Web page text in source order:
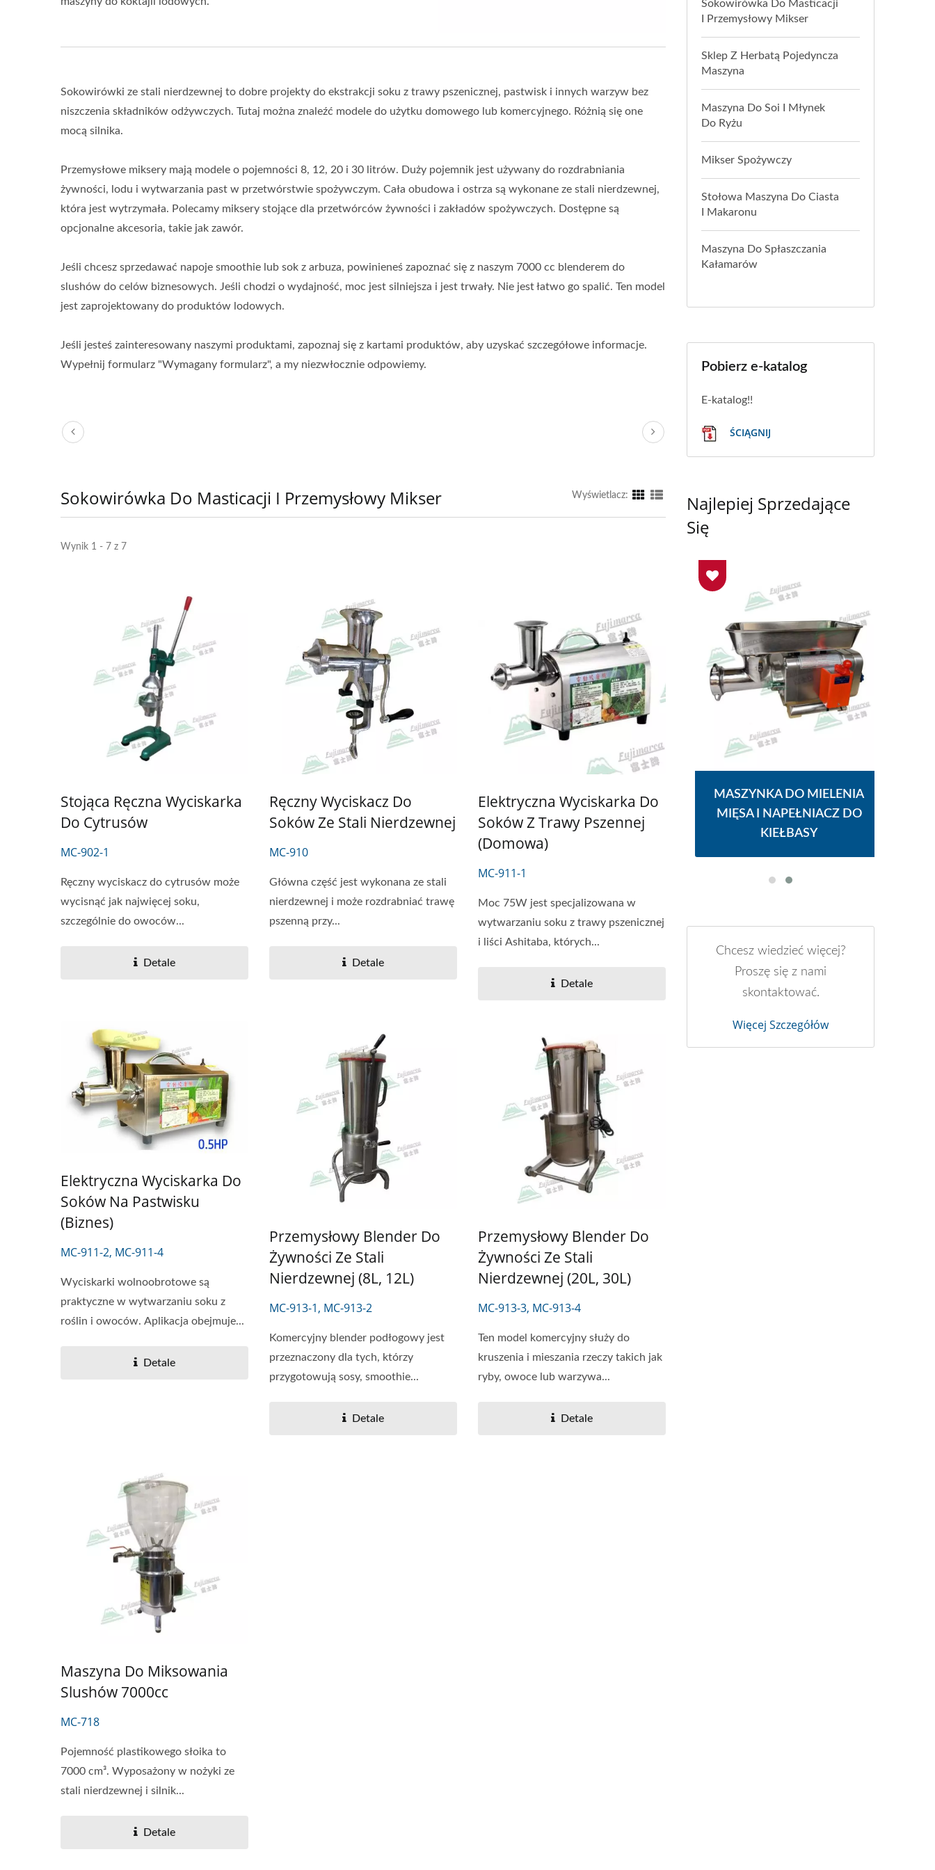
Sokowirówki ze stali nierdzewnej to dobre projekty do ekstrakcji soku z trawy pszenicznej, pastwisk i innych warzyw bez
niszczenia składników odżywczych. Tutaj można znaleźć modele do użytku domowego lub komercyjnego. Różnią się one
mocą silnika.
Przemysłowe miksery mają modele o pojemności 8, 12, 20 i 30 litrów. Duży pojemnik jest używany do rozdrabniania
żywności, lodu i wytwarzania past w przetwórstwie spożywczym. Cała obudowa i ostrza są wykonane ze stali nierdzewnej,
która jest wytrzymała. Polecamy miksery stojące dla przetwórców żywności i zakładów spożywczych. Dostępne są
opcjonalne akcesoria, takie jak zawór.
Jeśli chcesz sprzedawać napoje smoothie lub sok z arbuza, powinieneś zapoznać się z naszym 7000 cc blenderem do
slushów do celów biznesowych. Jeśli chodzi o wydajność, moc jest silniejsza i jest trwały. Nie jest łatwo go spalić. Ten model
jest zaprojektowany do produktów lodowych.
Jeśli jesteś zainteresowany naszymi produktami, zapoznaj się z kartami produktów, aby uzyskać szczegółowe informacje.
Wypełnij formularz "Wymagany formularz", a my niezwłocznie odpowiemy.
Sokowirówka Do Masticacji I Przemysłowy Mikser Wyświetlacz:
Wynik 1 - 7 z 7
Stojąca Ręczna Wyciskarka
Do Cytrusów
MC-902-1
Ręczny wyciskacz do cytrusów może
wycisnąć jak najwięcej soku,
szczególnie do owoców...
Detale
Ręczny Wyciskacz Do
Soków Ze Stali Nierdzewnej
MC-910
Główna część jest wykonana ze stali
nierdzewnej i może rozdrabniać trawę
pszenną przy...
Detale
Elektryczna Wyciskarka Do
Soków Z Trawy Pszennej
(domowa)
MC-911-1
Moc 75W jest specjalizowana w
wytwarzaniu soku z trawy pszenicznej
i liści Ashitaba, których...
Detale
Elektryczna Wyciskarka Do
Soków Na Pastwisku
(Biznes)
MC-911-2, MC-911-4
Wyciskarki wolnoobrotowe są
praktyczne w wytwarzaniu soku z
roślin i owoców. Aplikacja obejmuje...
Detale
Przemysłowy Blender Do
Żywności Ze Stali
Nierdzewnej (8L, 12L)
MC-913-1, MC-913-2
Komercyjny blender podłogowy jest
przeznaczony dla tych, którzy
przygotowują sosy, smoothie...
Detale
Przemysłowy Blender Do
Żywności Ze Stali
Nierdzewnej (20L, 30L)
MC-913-3, MC-913-4
Ten model komercyjny służy do
kruszenia i mieszania rzeczy takich jak
ryby, owoce lub warzywa...
Detale
Maszyna Do Miksowania
Slushów 7000cc
MC-718
Pojemność plastikowego słoika to
7000 cm³. Wyposażony w nożyki ze
stali nierdzewnej i silnik...
Detale
Sokowirówka Do Masticacji
I Przemysłowy Mikser
Sklep Z Herbatą Pojedyncza
Maszyna
Maszyna Do Soi I Młynek
Do Ryżu
Mikser Spożywczy
Stołowa Maszyna Do Ciasta
I Makaronu
Maszyna Do Spłaszczania
Kałamarów
Pobierz e-katalog
E-katalog!!
ŚCIĄGNIJ
Najlepiej Sprzedające
Się
RĘCZNA TARKA DO LODU
MASZYNKA DO MIELENIA
MIĘSA I NAPEŁNIACZ DO
RĘCZNA TARKA DO LODU
MASZYNKA DO MIELENIA
MIĘSA I NAPEŁNIACZ DO
KIEŁBASY
Chcesz wiedzieć więcej?
Proszę się z nami
skontaktować.
Więcej Szczegółów